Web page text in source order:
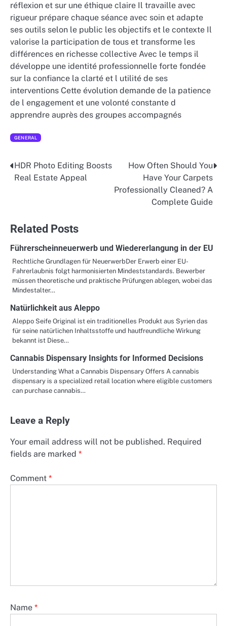
réflexion et sur une éthique claire Il travaille avec
rigueur prépare chaque séance avec soin et adapte
ses outils selon le public les objectifs et le contexte Il
valorise la participation de tous et transforme les
différences en richesse collective Avec le temps il
développe une identité professionnelle forte fondée
sur la confiance la clarté et l utilité de ses
interventions Cette évolution demande de la patience
de l engagement et une volonté constante d
apprendre auprès des groupes accompagnés
GENERAL
Post
navigation
HDR Photo Editing Boosts
Real Estate Appeal
How Often Should You
Have Your Carpets
Professionally Cleaned? A
Complete Guide
Related Posts
Führerscheinneuerwerb und Wiedererlangung in der EU
Rechtliche Grundlagen für NeuerwerbDer Erwerb einer EU-
Fahrerlaubnis folgt harmonisierten Mindeststandards. Bewerber
müssen theoretische und praktische Prüfungen ablegen, wobei das
Mindestalter…
Natürlichkeit aus Aleppo
Aleppo Seife Original ist ein traditionelles Produkt aus Syrien das
für seine natürlichen Inhaltsstoffe und hautfreundliche Wirkung
bekannt ist Diese…
Cannabis Dispensary Insights for Informed Decisions
Understanding What a Cannabis Dispensary Offers A cannabis
dispensary is a specialized retail location where eligible customers
can purchase cannabis…
Leave a Reply
Your email address will not be published. Required
fields are marked *
Comment *
Name *